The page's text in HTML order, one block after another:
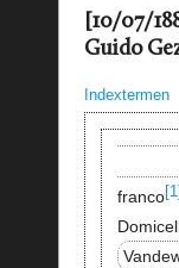
[10/07/
Guido
Indextermen
franco[1]